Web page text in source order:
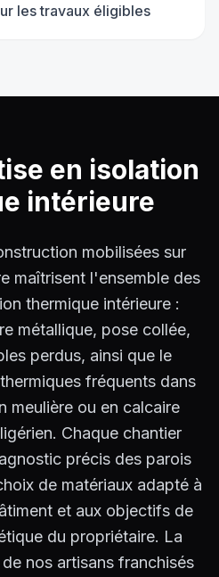
les travaux éligibles
en isolation
intérieure
mobilisées sur
maîtrisent l'ensemble des
thermique intérieure :
métallique, pose collée,
perdus, ainsi que le
fréquents dans
meulière ou en calcaire
Chaque chantier
précis des parois
de matériaux adapté à
et aux objectifs de
du propriétaire. La
nos artisans franchisés